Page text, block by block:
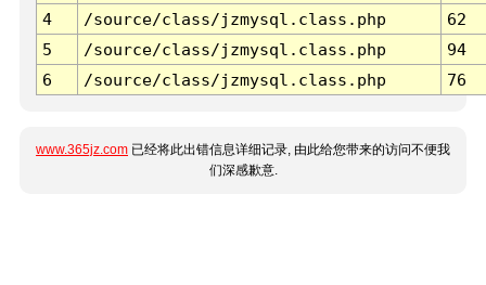
4
/source/class/jzmysql.class.php
62
5
/source/class/jzmysql.class.php
94
6
/source/class/jzmysql.class.php 76
www.365jz.com 已经将此出错信息详细记录, 由此给您带来的访问不便我
们深感歉意.